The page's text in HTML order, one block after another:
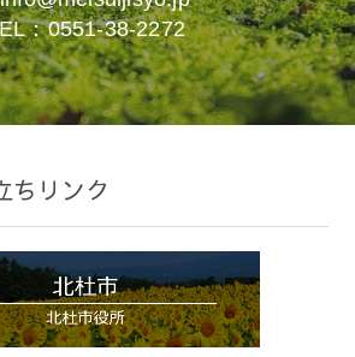
：0551-38-2272
ちリンク